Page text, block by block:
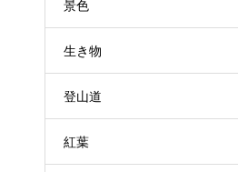
景色
生き物
登山道
紅葉